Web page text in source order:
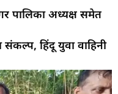
पालिका अध्यक्ष समेत
हिंदू युवा वाहिनी